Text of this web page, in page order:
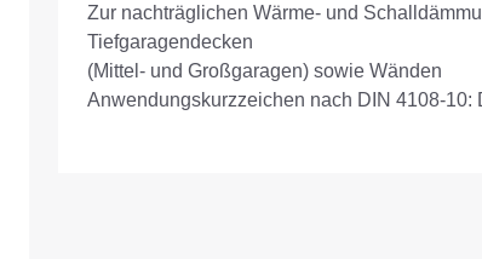
Zur nachträglichen Wärme- und
Tiefgaragendecken
(Mittel- und Großgaragen) sowie Wänden
Anwendungskurzzeichen nach DIN 4108-10: